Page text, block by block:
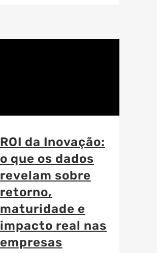
ROI da Inovação:
o que os dados
revelam sobre
retorno,
maturidade e
impacto real nas
empresas